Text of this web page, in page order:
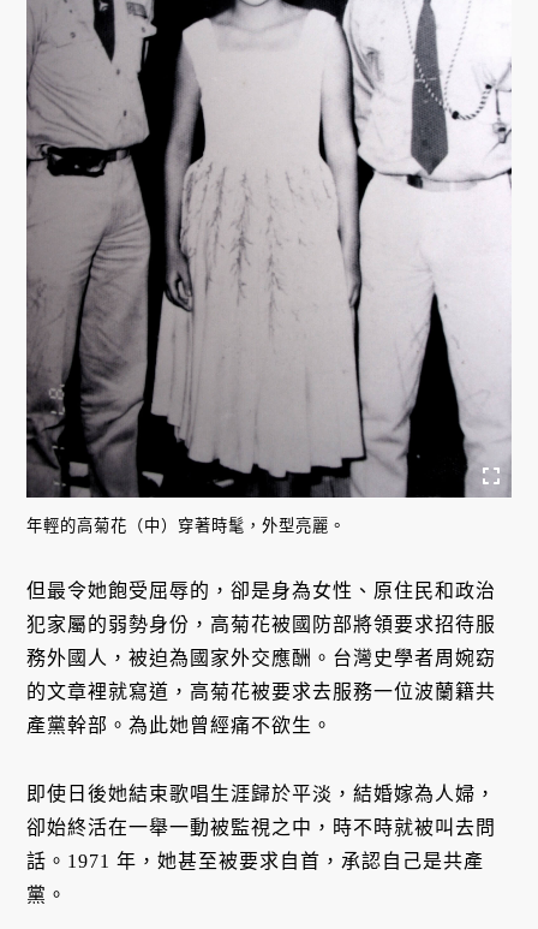
年輕的高菊花（中）穿著時髦，外型亮麗。
但最令她飽受屈辱的，卻是身為女性、原住民和政治
犯家屬的弱勢身份，高菊花被國防部將領要求招待服
務外國人，被迫為國家外交應酬。台灣史學者周婉窈
的文章裡就寫道，高菊花被要求去服務一位波蘭籍共
產黨幹部。為此她曾經痛不欲生。
即使日後她結束歌唱生涯歸於平淡，結婚嫁為人婦，
卻始終活在一舉一動被監視之中，時不時就被叫去問
話。1971 年，她甚至被要求自首，承認自己是共產
黨。